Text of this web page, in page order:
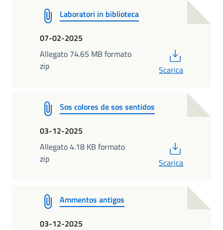
Laboratori in biblioteca
07-02-2025
Allegato 74.65 MB formato
zip
Scarica
Sos colores de sos sentidos
03-12-2025
Allegato 4.18 KB formato
zip
Scarica
Ammentos antigos
03-12-2025